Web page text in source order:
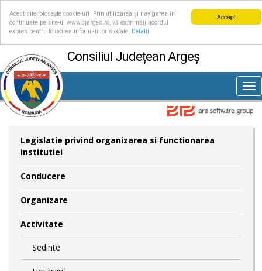
Accept
Acest site folosește cookie-uri. Prin utilizarea și navigarea în
continuare pe site-ul www.cjarges.ro, vă exprimați acordul
expres pentru folosirea informațiilor stocate.
Detalii
Consiliul Județean Argeș
Legislatie privind organizarea si functionarea
institutiei
Conducere
Organizare
Activitate
Sedinte